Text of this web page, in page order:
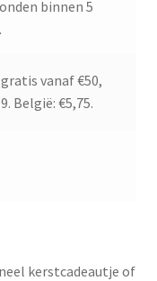
binnen 5
vanaf €50,
België: €5,75.
kerstcadeautje of